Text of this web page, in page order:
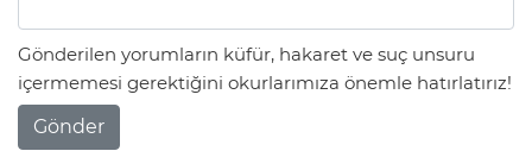
Gönderilen yorumların küfür, hakaret ve suç unsuru
içermemesi gerektiğini okurlarımıza önemle hatırlatırız!
Gönder